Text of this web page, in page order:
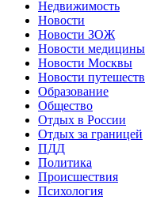
Недвижимость
Новости
Новости ЗОЖ
Новости медицины
Новости Москвы
Новости
Образование
Общество
Отдых в России
Отдых за границей
ПДД
Политика
Происшествия
Психология